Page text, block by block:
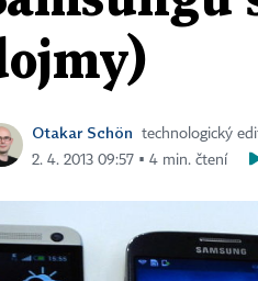
Otakar Schön
technologický
2. 4. 2013 09:57 ▪ 4 min. čtení